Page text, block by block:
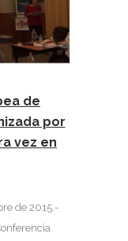
de
por
vez en
de 2015.-